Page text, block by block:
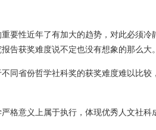
要性近年了有加大的趋势，对此必须
告获奖难度说不定也没有想象的那么大。
同省份哲学社科奖的获奖难度难以比
格意义上属于执行，体现优秀人文社科